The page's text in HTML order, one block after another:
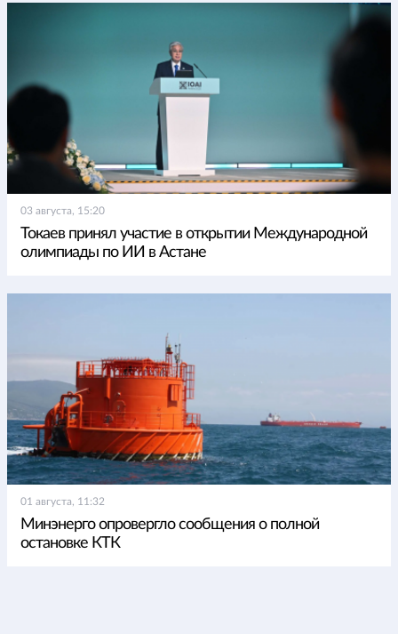
03 августа, 15:20
Токаев принял участие в открытии Международной
олимпиады по ИИ в Астане
01 августа, 11:32
Минэнерго опровергло сообщения о полной
остановке КТК